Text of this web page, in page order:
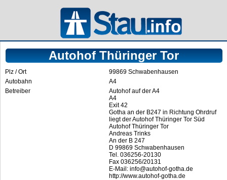
Autohof Thüringer Tor
Plz / Ort
99869 Schwabenhausen
Autobahn
A4
Betreiber
Autohof auf der A4
A4
Exit 42
Gotha an der B247 in Richtung Ohrdruf
liegt der Autohof Thüringer Tor Süd
Autohof Thüringer Tor
Andreas Trinks
An der B 247
D 99869 Schwabenhausen
Tel. 036256-20130
Fax 036256/20131
E-Mail: info@autohof-gotha.de
http://www.autohof-gotha.de